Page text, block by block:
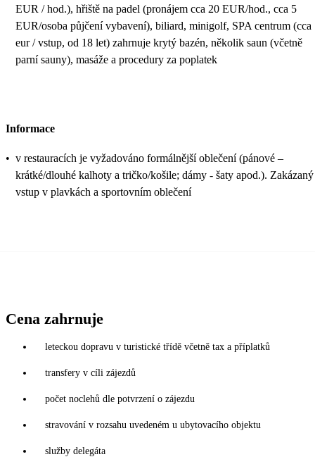
EUR / hod.), hřiště na padel (pronájem cca 20 EUR/hod., cca 5
EUR/osoba půjčení vybavení), biliard, minigolf, SPA centrum (cca
eur / vstup, od 18 let) zahrnuje krytý bazén, několik saun (včetně
parní sauny), masáže a procedury za poplatek
Informace
• v restauracích je vyžadováno formálnější oblečení (pánové –
krátké/dlouhé kalhoty a tričko/košile; dámy - šaty apod.).
vstup v plavkách a sportovním oblečení
Cena zahrnuje
leteckou dopravu v turistické třídě včetně tax a příplatků
transfery v cíli zájezdů
počet noclehů dle potvrzení o zájezdu
stravování v rozsahu uvedeném u ubytovacího objektu
služby delegáta